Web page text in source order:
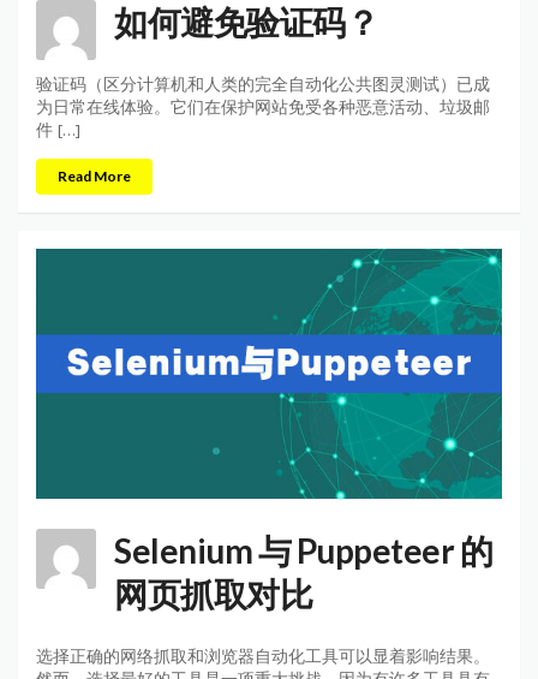
如何避免验证码？
验证码（区分计算机和人类的完全自动化公共图灵测试）已成
为日常在线体验。它们在保护网站免受各种恶意活动、垃圾邮
件 […]
Read More
Selenium 与 Puppeteer 的
网页抓取对比
选择正确的网络抓取和浏览器自动化工具可以显着影响结果。